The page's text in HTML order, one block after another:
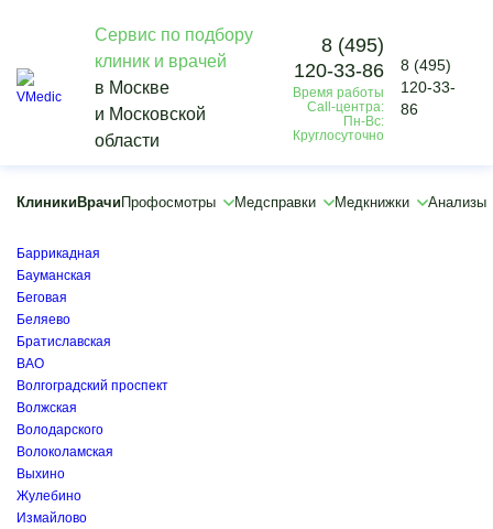
Сервис по подбору
клиник и врачей
в Москве
и Московской
области
8 (495)
120-33-86
Время работы
Call-центра:
Пн-Вс:
Круглосуточно
8 (495)
120-33-
86
Клиники Врачи Профосмотры Медсправки Медкнижки Анализы
Vmedic
Диагностика
Другие исследования
УЗИ щитовидной железы
Академическая
Баррикадная
Бауманская
Беговая
Беляево
Братиславская
ВАО
Волгоградский проспект
Волжская
Володарского
Волоколамская
Выхино
Жулебино
Измайлово